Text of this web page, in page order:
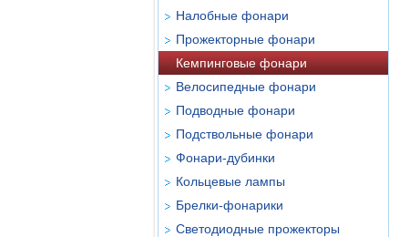
Налобные фонари
Прожекторные фонари
Кемпинговые фонари
Велосипедные фонари
Подводные фонари
Подствольные фонари
Фонари-дубинки
Кольцевые лампы
Брелки-фонарики
Светодиодные прожекторы